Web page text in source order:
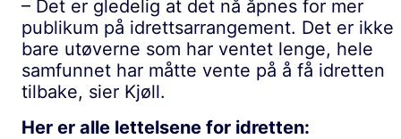
– Det er gledelig at det nå åpnes for mer
publikum på idrettsarrangement. Det er ikke
bare utøverne som har ventet lenge, hele
samfunnet har måtte vente på å få idretten
tilbake, sier Kjøll.
Her er alle lettelsene for idretten: